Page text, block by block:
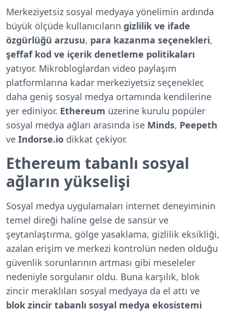
Merkeziyetsiz sosyal medyaya yönelimin ardında
büyük ölçüde kullanıcıların gizlilik ve ifade
özgürlüğü arzusu, para kazanma seçenekleri,
şeffaf kod ve içerik denetleme politikaları
yatıyor. Mikrobloglardan video paylaşım
platformlarına kadar merkeziyetsiz seçenekler,
daha geniş sosyal medya ortamında kendilerine
yer ediniyor. Ethereum üzerine kurulu popüler
sosyal medya ağları arasında ise Minds, Peepeth
ve Indorse.io dikkat çekiyor.
Ethereum tabanlı sosyal
ağların yükselişi
Sosyal medya uygulamaları internet deneyiminin
temel direği haline gelse de sansür ve
şeytanlaştırma, gölge yasaklama, gizlilik eksikliği,
azalan erişim ve merkezi kontrolün neden olduğu
güvenlik sorunlarının artması gibi meseleler
nedeniyle sorgulanır oldu. Buna karşılık, blok
zincir meraklıları sosyal medyaya da el attı ve
blok zincir tabanlı sosyal medya ekosistemi